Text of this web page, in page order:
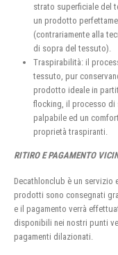
strato superficiale del
un prodotto
(contrariamente alla
di sopra del tessuto).
Traspirabilità: il
tessuto, pur
prodotto ideale in
flocking, il processo di
palpabile ed un
proprietà traspiranti.
RITIRO E PAGAMENTO
Decathlonclub è un
prodotti sono consegnati
e il pagamento verrà
disponibili nei nostri punti
pagamenti dilazionati.